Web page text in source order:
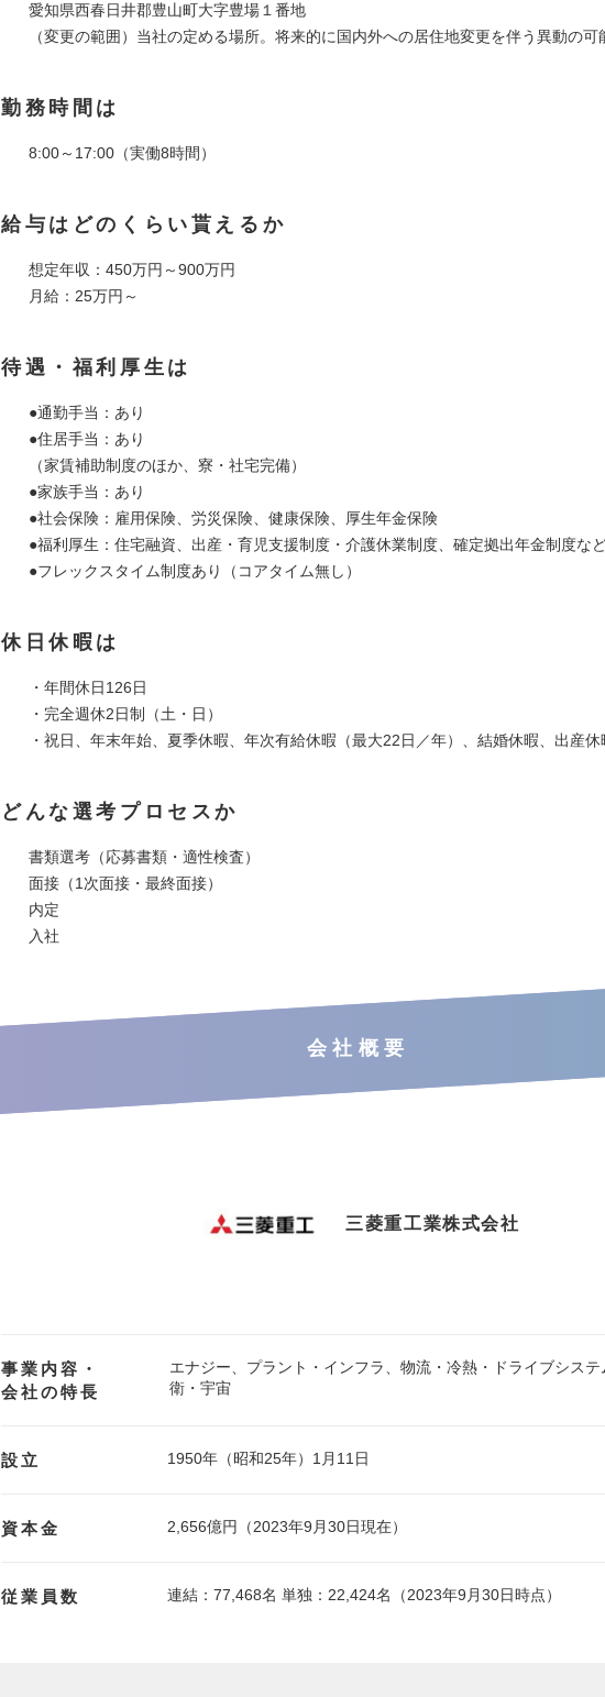
愛知県西春日井郡豊山町大字豊場１番地
（変更の範囲）当社の定める場所。将来的に国内外への居住地変更を伴う異動の可
勤務時間は
8:00～17:00（実働8時間）
給与はどのくらい貰えるか
想定年収：450万円～900万円
月給：25万円～
待遇・福利厚生は
●通勤手当：あり
●住居手当：あり
（家賃補助制度のほか、寮・社宅完備）
●家族手当：あり
●社会保険：雇用保険、労災保険、健康保険、厚生年金保険
●福利厚生：住宅融資、出産・育児支援制度・介護休業制度、確定拠出年金制度な
●フレックスタイム制度あり（コアタイム無し）
休日休暇は
・年間休日126日
・完全週休2日制（土・日）
・祝日、年末年始、夏季休暇、年次有給休暇（最大22日／年）、結婚休暇、出産休
どんな選考プロセスか
書類選考（応募書類・適性検査）
面接（1次面接・最終面接）
内定
入社
会社概要
三菱重工業株式会社
事業内容・
会社の特長
エナジー、プラント・インフラ、物流・冷熱・ドライブシス
衛・宇宙
設立 1950年（昭和25年）1月11日
資本金 2,656億円（2023年9月30日現在）
従業員数 連結：77,468名 単独：22,424名（2023年9月30日時点）